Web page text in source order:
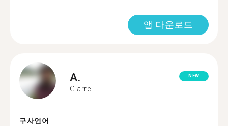
앱 다운로드
A.
Giarre
NEW
구사언어